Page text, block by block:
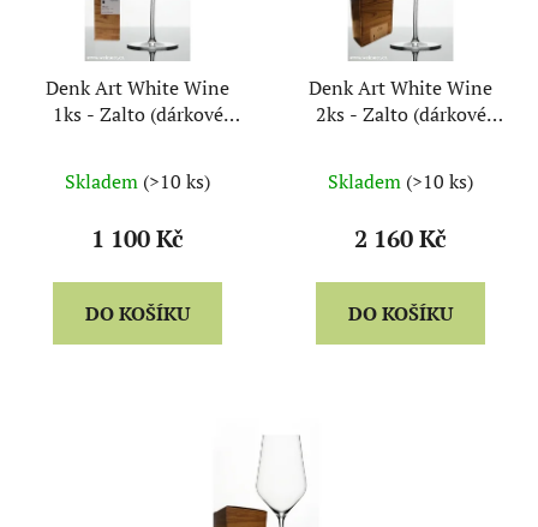
Denk Art White Wine
1ks - Zalto (dárkové
Skladem (>10 ks)
1 100 Kč
DO KOŠÍKU
Denk Art White Wine
2ks - Zalto (dárkové
Skladem (>10 ks)
2 160 Kč
DO KOŠÍKU